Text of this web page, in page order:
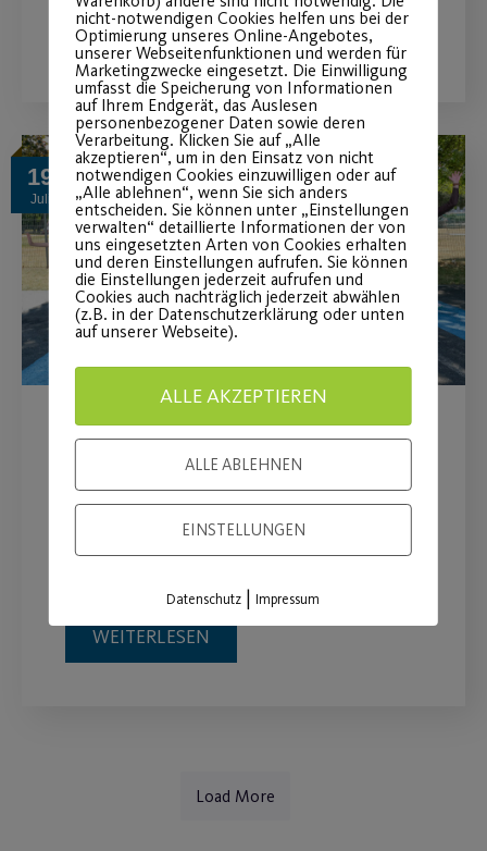
WEITERLESEN
19
Juli
Posti-Bär Kids: Schule macht
Sport
Gemeinsam mit der AOK Bayern
machen wir Kinder fit!
WEITERLESEN
Load More
nicht-notwendigen Cookies helfen uns bei der
Optimierung unseres Online-Angebotes,
unserer Webseitenfunktionen und werden für
Marketingzwecke eingesetzt. Die Einwilligung
umfasst die Speicherung von Informationen
auf Ihrem Endgerät, das Auslesen
personenbezogener Daten sowie deren
Verarbeitung. Klicken Sie auf „Alle
akzeptieren“, um in den Einsatz von nicht
notwendigen Cookies einzuwilligen oder auf
„Alle ablehnen“, wenn Sie sich anders
entscheiden. Sie können unter „Einstellungen
verwalten“ detaillierte Informationen der von
uns eingesetzten Arten von Cookies erhalten
und deren Einstellungen aufrufen. Sie können
die Einstellungen jederzeit aufrufen und
Cookies auch nachträglich jederzeit abwählen
(z.B. in der Datenschutzerklärung oder unten
auf unserer Webseite).
ALLE AKZEPTIEREN
ALLE ABLEHNEN
EINSTELLUNGEN
Datenschutz |Impressum